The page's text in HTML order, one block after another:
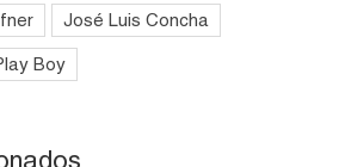
José Luis Concha
Boy